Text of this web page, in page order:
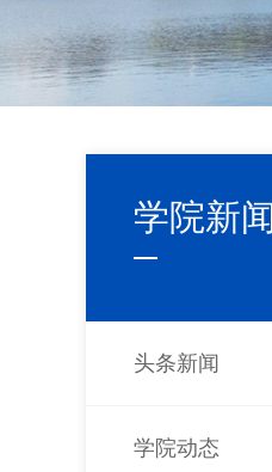
学院新闻
头条新闻
学院动态